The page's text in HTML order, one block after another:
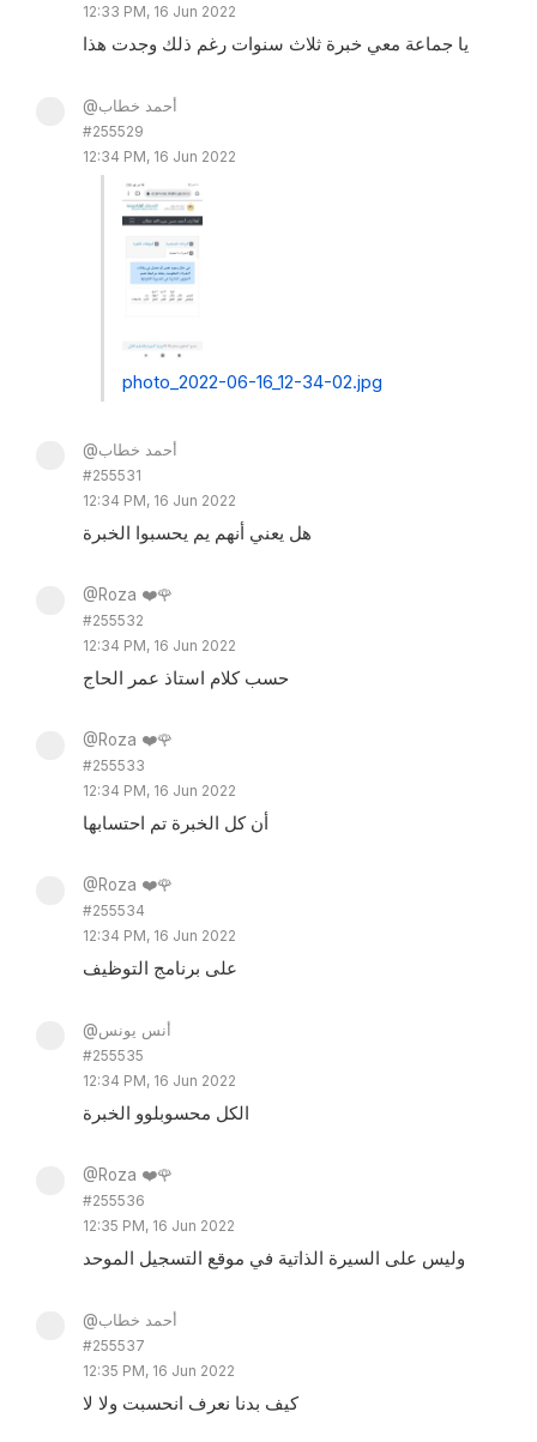
12:33 PM, 16 Jun 2022
يا جماعة معي خبرة ثلاث سنوات رغم ذلك وجدت هذا
@أحمد خطاب
#255529
12:34 PM, 16 Jun 2022
photo_2022-06-16_12-34-02.jpg
@أحمد خطاب
#255531
12:34 PM, 16 Jun 2022
هل يعني أنهم يم يحسبوا الخبرة
@Roza ❤️🌹
#255532
12:34 PM, 16 Jun 2022
حسب كلام استاذ عمر الحاج
@Roza ❤️🌹
#255533
12:34 PM, 16 Jun 2022
أن كل الخبرة تم احتسابها
@Roza ❤️🌹
#255534
12:34 PM, 16 Jun 2022
على برنامج التوظيف
@أنس يونس
#255535
12:34 PM, 16 Jun 2022
الكل محسوبلوو الخبرة
@Roza ❤️🌹
#255536
12:35 PM, 16 Jun 2022
وليس على السيرة الذاتية في موقع التسجيل الموحد
@أحمد خطاب
#255537
12:35 PM, 16 Jun 2022
كيف بدنا نعرف انحسبت ولا لا